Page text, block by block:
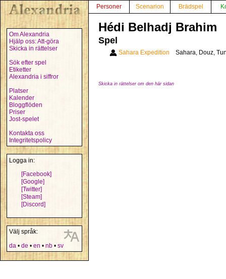
Om Alexandria
Hjälp oss: Att-göra
Skicka in rättelser
Sök efter spel
Etiketter
Alexandria i siffror
Platser
Kalender
Bloggflöden
Priser
Jost-spelet
Kontakta oss
Integritetspolicy
Logga in:
[Facebook]
[Google]
[Twitter]
[Steam]
[Discord]
Välj språk:
da • de • en • nb • sv
Personer Scenarion Brädspel
Hédi Belhadj Brahim
Spel
Sahara Expedition Sahara, Douz,
Skicka in rättelser om den här sidan